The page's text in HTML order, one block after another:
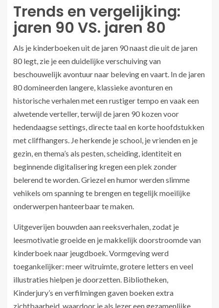
Trends en vergelijking:
jaren 90 VS. jaren 80
Als je kinderboeken uit de jaren 90 naast die uit de jaren
80 legt, zie je een duidelijke verschuiving van
beschouwelijk avontuur naar beleving en vaart. In de jaren
80 domineerden langere, klassieke avonturen en
historische verhalen met een rustiger tempo en vaak een
alwetende verteller, terwijl de jaren 90 kozen voor
hedendaagse settings, directe taal en korte hoofdstukken
met cliffhangers. Je herkende je school, je vrienden en je
gezin, en thema’s als pesten, scheiding, identiteit en
beginnende digitalisering kregen een plek zonder
belerend te worden. Griezel en humor werden slimme
vehikels om spanning te brengen en tegelijk moeilijke
onderwerpen hanteerbaar te maken.
Uitgeverijen bouwden aan reeksverhalen, zodat je
leesmotivatie groeide en je makkelijk doorstroomde van
kinderboek naar jeugdboek. Vormgeving werd
toegankelijker: meer witruimte, grotere letters en veel
illustraties hielpen je doorzetten. Bibliotheken,
Kinderjury’s en verfilmingen gaven boeken extra
zichtbaarheid, waardoor je als lezer een gezamenlijke